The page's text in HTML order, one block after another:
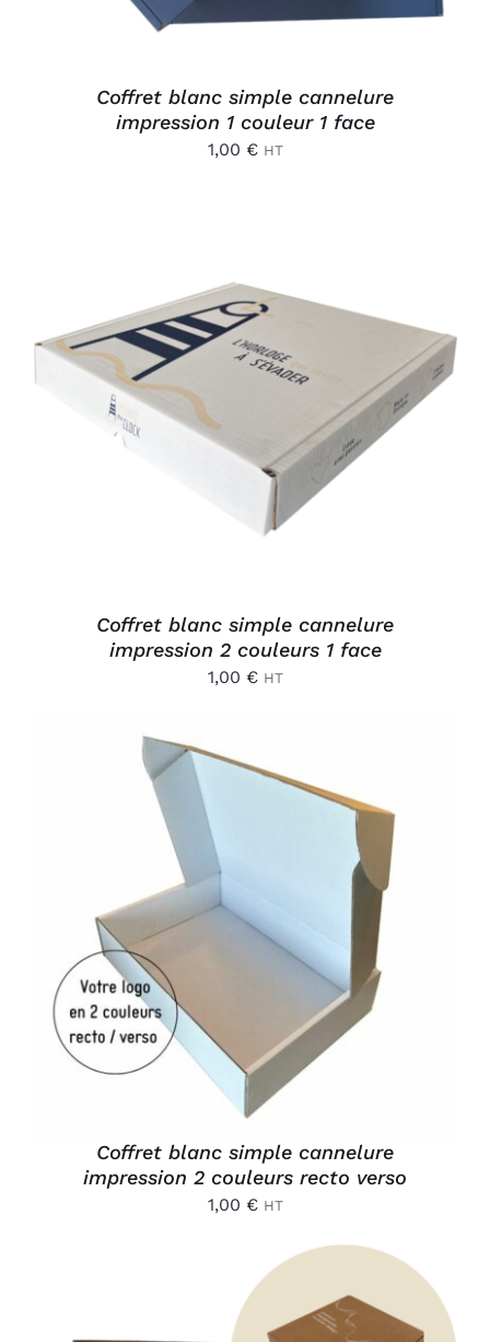
Coffret blanc simple cannelure
impression 1 couleur 1 face
1,00 € HT
AJOUTER AU PANIER
DÉTAILS
Coffret blanc simple cannelure
impression 2 couleurs 1 face
1,00 € HT
AJOUTER AU PANIER
DÉTAILS
Coffret blanc simple cannelure
impression 2 couleurs recto verso
1,00 € HT